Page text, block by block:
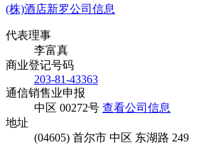
(株)酒店新罗公司信息
代表理事
李富真
商业登记号码
203-81-43363
通信销售业申报
中区 00272号 查看公司信息
地址
(04605) 首尔市 中区 东湖路 249